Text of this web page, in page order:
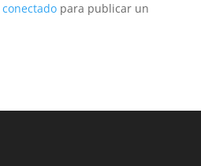
conectadopara publicar un